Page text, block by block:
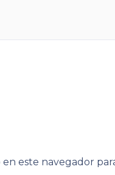
este navegador